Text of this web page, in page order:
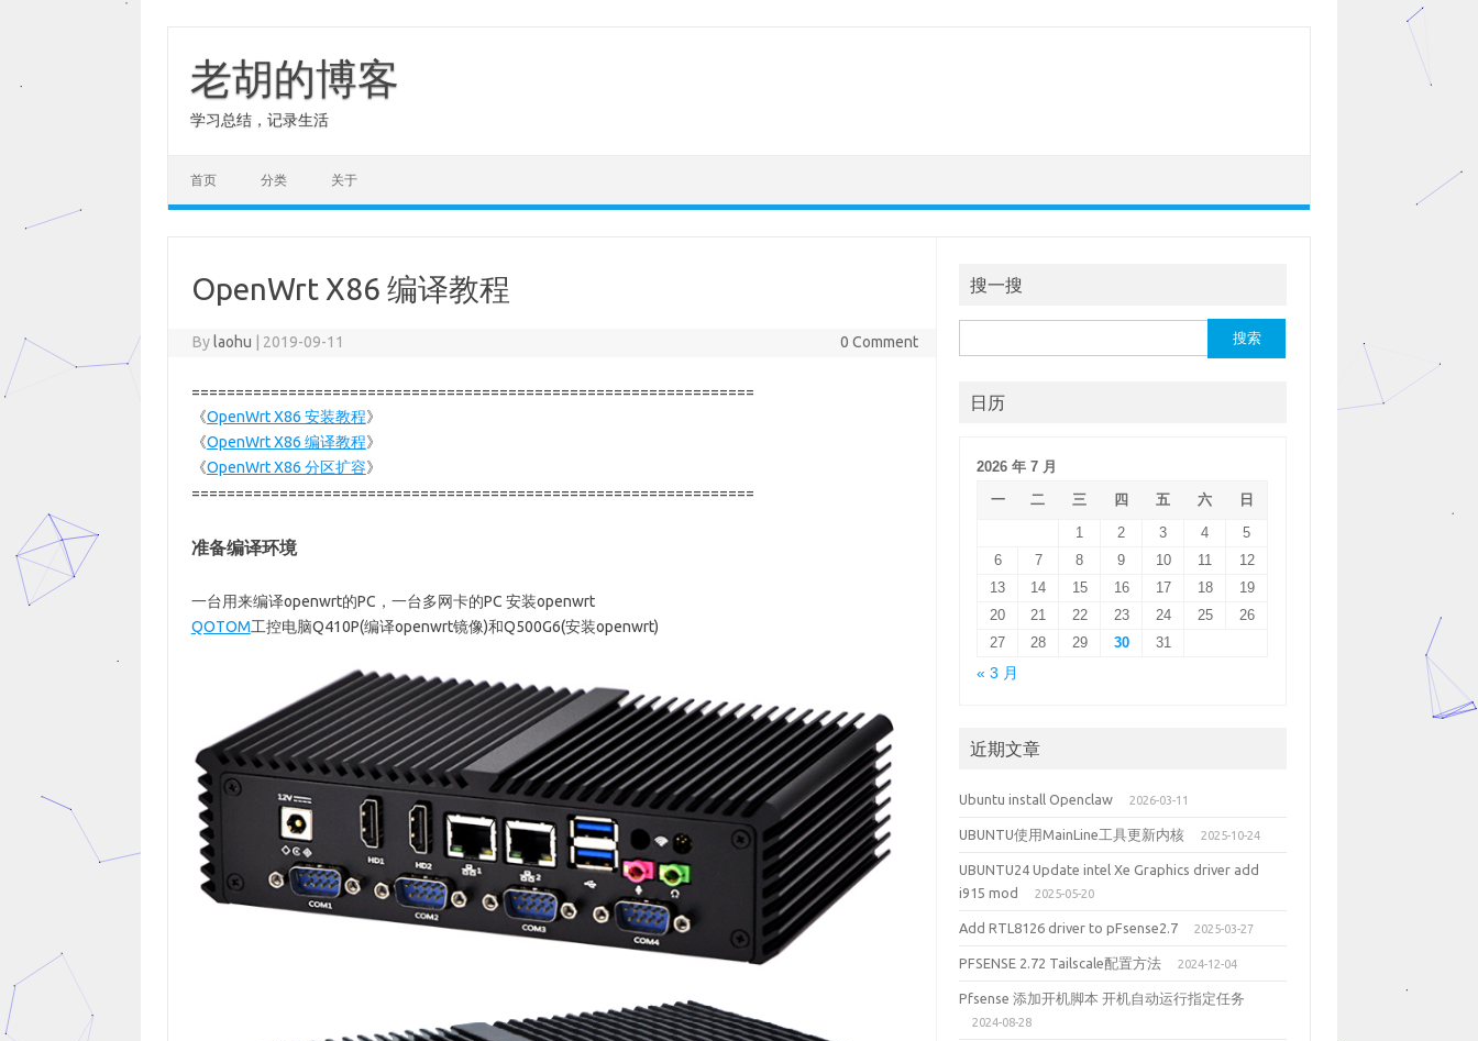
content
老胡的博客
学习总结，记录生活
首页 分类 关于
OpenWrt X86 编译教程
By laohu 2019-09-11 0 Comment
================================================================
《OpenWrt X86 安装教程》
《OpenWrt X86 编译教程》
《OpenWrt X86 分区扩容》
================================================================
准备编译环境
一台用来编译openwrt的PC，一台多网卡的PC 安装openwrt
QOTOM工控电脑Q410P(编译openwrt镜像)和Q500G6(安装openwrt)
搜一搜
索：
日历
2026 年 7 月
一
二 三 四 五 六
日
1
2 3 4
5
6
7 8 9 10 11
12
13
14 15 16 17 18
19
20
21 22 23 24 25
26
27
28 29 30
31
« 3 月
近期文章
Ubuntu install Openclaw 2026-03-11
UBUNTU使用MainLine工具更新内核 2025-10-24
UBUNTU24 Update intel Xe Graphics driver add
i915 mod
2025-05-20
Add RTL8126 driver to pFsense2.7 2025-03-27
PFSENSE 2.72 Tailscale配置方法 2024-12-04
Pfsense 添加开机脚本 开机自动运行指定任务
2024-08-28